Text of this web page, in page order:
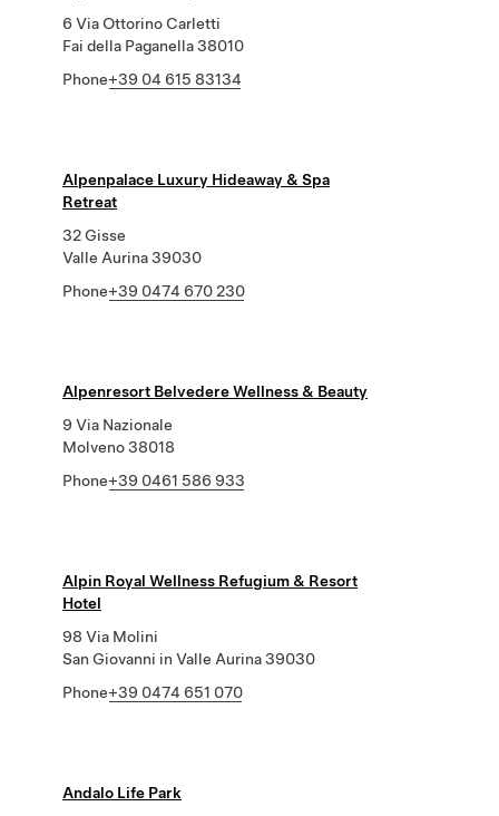
6 Via Ottorino Carletti
Fai della Paganella 38010
Phone+39 04 615 83134
Alpenpalace Luxury Hideaway & Spa
Retreat
32 Gisse
Valle Aurina 39030
Phone+39 0474 670 230
Alpenresort Belvedere Wellness & Beauty
9 Via Nazionale
Molveno 38018
Phone+39 0461 586 933
Alpin Royal Wellness Refugium & Resort
Hotel
98 Via Molini
San Giovanni in Valle Aurina 39030
Phone+39 0474 651 070
Andalo Life Park